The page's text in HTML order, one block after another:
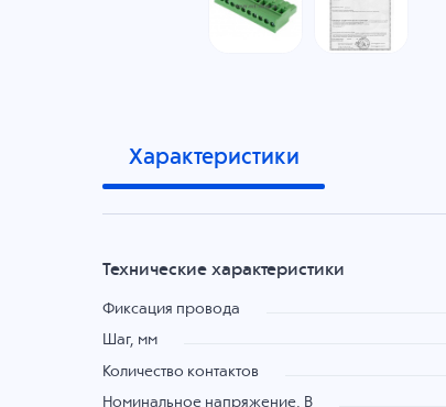
Характеристики
Технические характеристики
Фиксация провода
Шаг, мм
Количество контактов
Номинальное напряжение, B